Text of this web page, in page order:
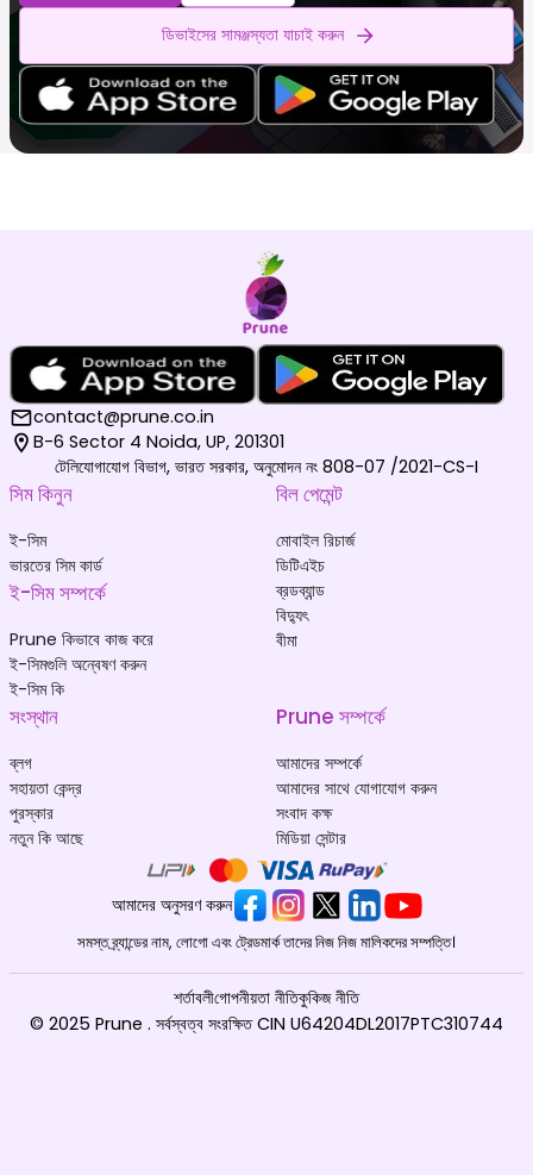
ডিভাইসের সামঞ্জস্যতা যাচাই করুন
contact@prune.co.in
B-6 Sector 4 Noida, UP, 201301
টেলিযোগাযোগ বিভাগ, ভারত সরকার, অনুমোদন নং 808-07 /2021-CS-I
সিম কিনুন
ই-সিম
ভারতের সিম কার্ড
ই-সিম সম্পর্কে
Prune কিভাবে কাজ করে
ই-সিমগুলি অন্বেষণ করুন
ই-সিম কি
বিল পেমেন্ট
মোবাইল রিচার্জ
ডিটিএইচ
ব্রডব্যান্ড
বিদ্যুৎ
বীমা
সংস্থান
ব্লগ
সহায়তা কেন্দ্র
পুরস্কার
নতুন কি আছে
Prune সম্পর্কে
আমাদের সম্পর্কে
আমাদের সাথে যোগাযোগ করুন
সংবাদ কক্ষ
মিডিয়া সেন্টার
আমাদের অনুসরণ করুন
সমস্ত ব্র্যান্ডের নাম, লোগো এবং ট্রেডমার্ক তাদের নিজ নিজ মালিকদের সম্পত্তি।
© 2025 Prune . সর্বস্বত্ব সংরক্ষিত CIN U64204DL2017PTC310744
শর্তাবলীগোপনীয়তা নীতিকুকিজ নীতি